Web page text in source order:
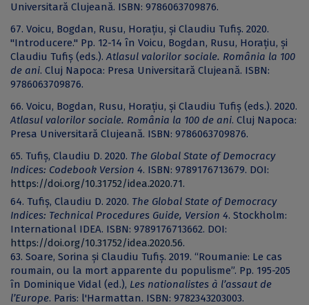
Universitară Clujeană. ISBN: 9786063709876.
67. Voicu, Bogdan, Rusu, Horațiu, și Claudiu Tufiș. 2020.
"Introducere." Pp. 12-14 în Voicu, Bogdan, Rusu, Horațiu, și
Claudiu Tufiș (eds.).Atlasul valorilor sociale. România la 100
de ani. Cluj Napoca: Presa Universitară Clujeană. ISBN:
9786063709876.
66. Voicu, Bogdan, Rusu, Horațiu, și Claudiu Tufiș (eds.). 2020.
Atlasul valorilor sociale. România la 100 de ani. Cluj Napoca:
Presa Universitară Clujeană. ISBN: 9786063709876.
65. Tufiș, Claudiu D. 2020. The Global State of Democracy
Indices: Codebook Version 4. ISBN: 9789176713679. DOI:
https://doi.org/10.31752/idea.2020.71.
64. Tufiș, Claudiu D. 2020. The Global State of Democracy
Indices: Technical Procedures Guide, Version 4. Stockholm:
International IDEA. ISBN: 9789176713662. DOI:
https://doi.org/10.31752/idea.2020.56.
63. Soare, Sorina și Claudiu Tufiș. 2019. “Roumanie: Le cas
roumain, ou la mort apparente du populisme”. Pp. 195-205
în Dominique Vidal (ed.), Les nationalistes à l’assaut de
l’Europe. Paris: l'Harmattan. ISBN: 9782343203003.